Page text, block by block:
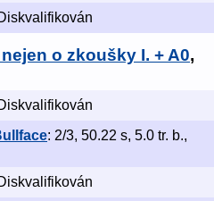
o zkoušky I. + A0,
: 2/3, 50.22 s, 5.0 tr. b.,